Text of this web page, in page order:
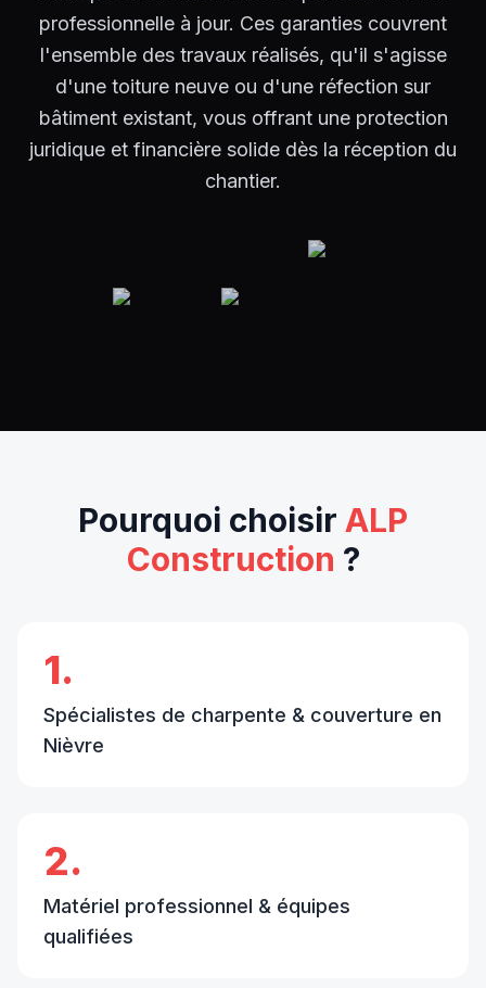
professionnelle à jour. Ces garanties couvrent
l'ensemble des travaux réalisés, qu'il s'agisse
d'une toiture neuve ou d'une réfection sur
bâtiment existant, vous offrant une protection
juridique et financière solide dès la réception du
chantier.
Pourquoi choisir ALP
Construction ?
1.
Spécialistes de charpente & couverture en
Nièvre
2.
Matériel professionnel & équipes
qualifiées